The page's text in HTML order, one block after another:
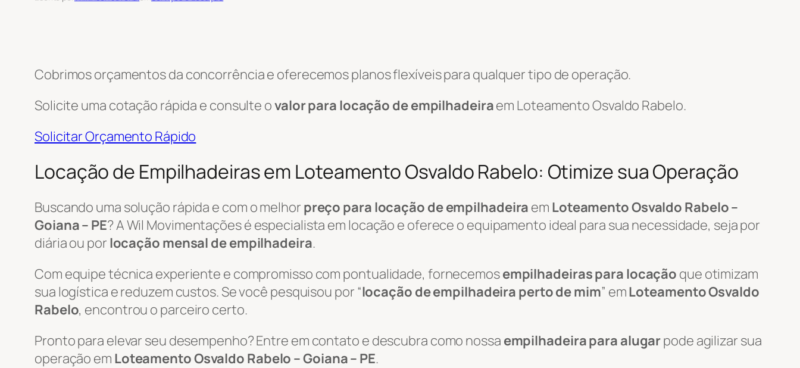
Cobrimos orçamentos da concorrência e oferecemos planos flexíveis para qualquer tipo de operação.
Solicite uma cotação rápida e consulte ovalor para locação de empilhadeiraem Loteamento Osvaldo Rabelo.
Solicitar Orçamento Rápido
Locação de Empilhadeiras em Loteamento Osvaldo Rabelo: Otimize sua Operação
Buscando uma solução rápida e com o melhor preço para locação de empilhadeira em Loteamento Osvaldo Rabelo –
Goiana – PE? A Wil Movimentações é especialista em locação e oferece o equipamento ideal para sua necessidade, seja por
diária ou por locação mensal de empilhadeira.
Com equipe técnica experiente e compromisso com pontualidade, fornecemosempilhadeiras para locação que otimizam
sua logística e reduzem custos. Se você pesquisou por “locação de empilhadeira perto de mim” emLoteamento Osvaldo
Rabelo, encontrou o parceiro certo.
Pronto para elevar seu desempenho? Entre em contato e descubra como nossa empilhadeira para alugarpode agilizar sua
operação em Loteamento Osvaldo Rabelo – Goiana – PE.